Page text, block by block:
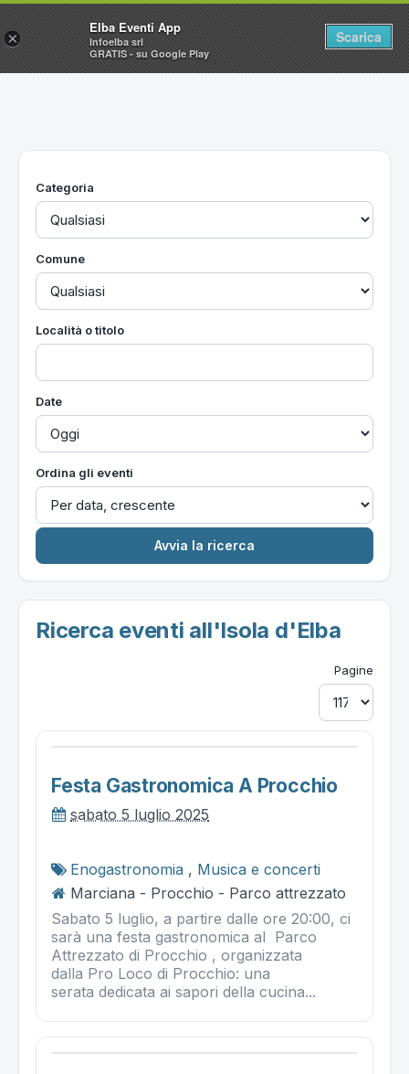
Home
Utilità
Categoria
Comune
Località o titolo
Date
Ordina gli eventi
Ricerca eventi all'Isola d'Elba
Pagine
Festa Gastronomica A Procchio
sabato 5 luglio 2025
Enogastronomia , Musica e concerti
Marciana - Procchio - Parco attrezzato
Sabato 5 luglio, a partire dalle ore 20:00, ci
sarà una festa gastronomica al Parco
Attrezzato di Procchio , organizzata
dalla Pro Loco di Procchio: una
serata dedicata ai sapori della cucina...
×
Elba Eventi App
Infoelba srl
GRATIS - su Google Play
Scarica